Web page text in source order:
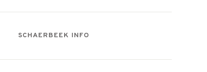
SCHAERBEEK INFO